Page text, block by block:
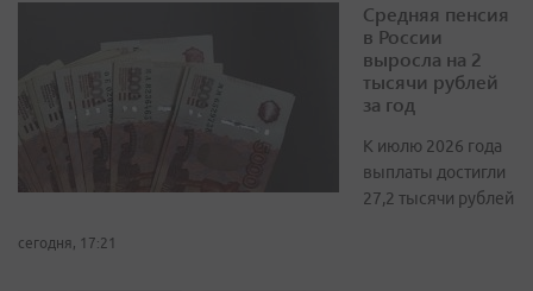
Средняя пенсия
в России
выросла на 2
тысячи рублей
за год
К июлю 2026 года
выплаты достигли
27,2 тысячи рублей
сегодня, 17:21